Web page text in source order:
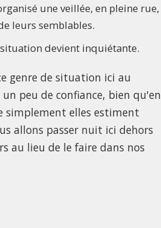
une veillée, en pleine rue,
leurs semblables.
devient inquiétante.
genre de situation ici au
peu de confiance, bien qu'en
simplement elles estiment
allons passer nuit ici dehors
au lieu de le faire dans nos